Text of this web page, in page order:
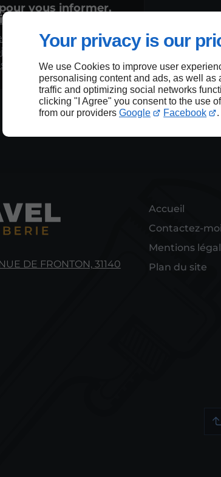
Your privacy is our
We use Cookies to improve user
personalising content and ads, as well as
traffic and optimizing social networks
clicking "I Agree" you consent to the use
from our providers Google Facebook .
vous informer,
en place un espace
et partages
bientôt pour découvrir
DE FRONTON, 31140
Accueil
Contactez-moi
Mentions
Plan du site